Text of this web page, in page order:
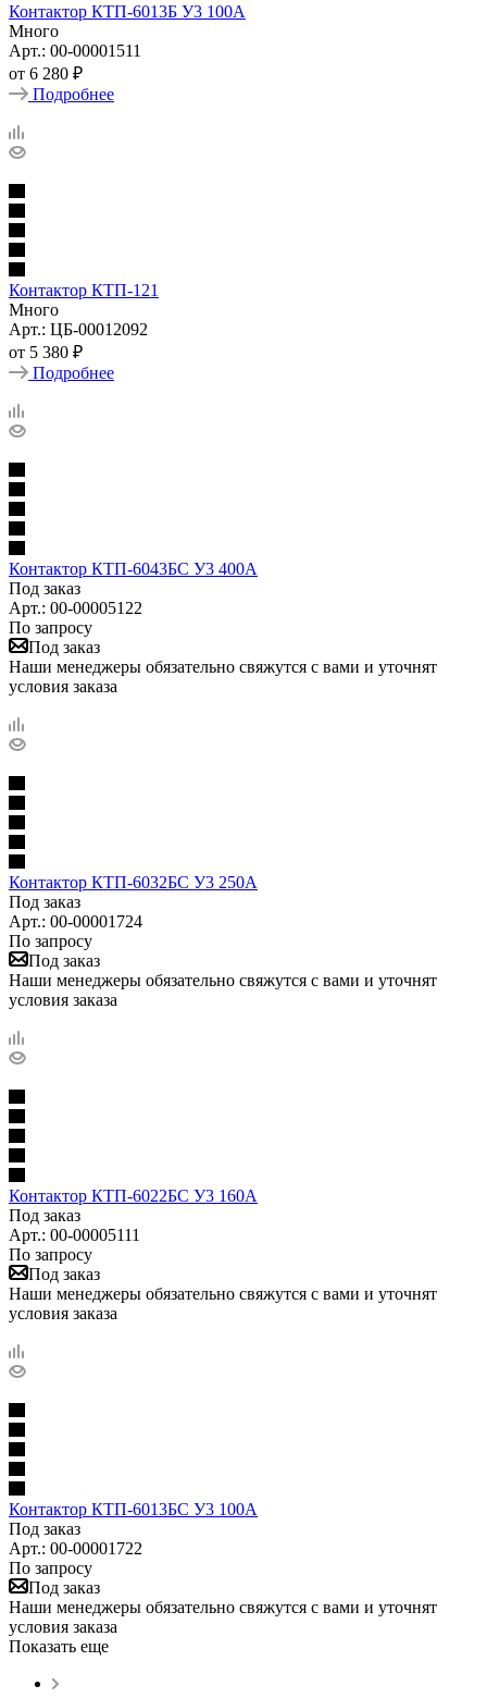
Контактор КТП-6013Б У3 100А
Много
Арт.: 00-00001511
от 6 280 ₽
Подробнее
Контактор КТП-121
Много
Арт.: ЦБ-00012092
от 5 380 ₽
Подробнее
Контактор КТП-6043БС У3 400А
Под заказ
Арт.: 00-00005122
По запросу
Под заказ
Наши менеджеры обязательно свяжутся с вами и уточнят
условия заказа
Контактор КТП-6032БС У3 250А
Под заказ
Арт.: 00-00001724
По запросу
Под заказ
Наши менеджеры обязательно свяжутся с вами и уточнят
условия заказа
Контактор КТП-6022БС У3 160А
Под заказ
Арт.: 00-00005111
По запросу
Под заказ
Наши менеджеры обязательно свяжутся с вами и уточнят
условия заказа
Контактор КТП-6013БС У3 100А
Под заказ
Арт.: 00-00001722
По запросу
Под заказ
Наши менеджеры обязательно свяжутся с вами и уточнят
условия заказа
Показать еще